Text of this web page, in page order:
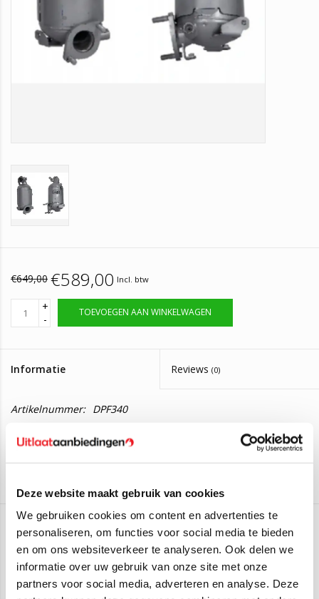
Deze website maakt gebruik van cookies
We gebruiken cookies om content en advertenties te
personaliseren, om functies voor social media te bieden
en om ons websiteverkeer te analyseren. Ook delen we
informatie over uw gebruik van onze site met onze
partners voor social media, adverteren en analyse. Deze
€649,00 €589,00 Incl. btw
+
-
TOEVOEGEN AAN WINKELWAGEN
Informatie Reviews (0)
Artikelnummer: DPF340
Roetfilter Hyundai i20/i30/iX20, Kia (pro)
Deze roetfilter is geschikt voor de volgende auto's:
Kia Cee'd 1.6 CRDi 16_V(66kW/90PK) (van 2006 t/m 2012)
Kia Cee'd 1.4 CRDi 16_V(66kW/90PK) (van 2012 t/m 2018)
Kia Cee'd Sportswagon Combi 1.4 CRDi 16_V(66kW/90PK)
(2012 t/m 2018)
Kia Cee'd Sporty Wagon Combi 1.6 CRDi 90
Aan verlanglijst toevoegen/Toevoegen om te vergelijken /Afdrukken